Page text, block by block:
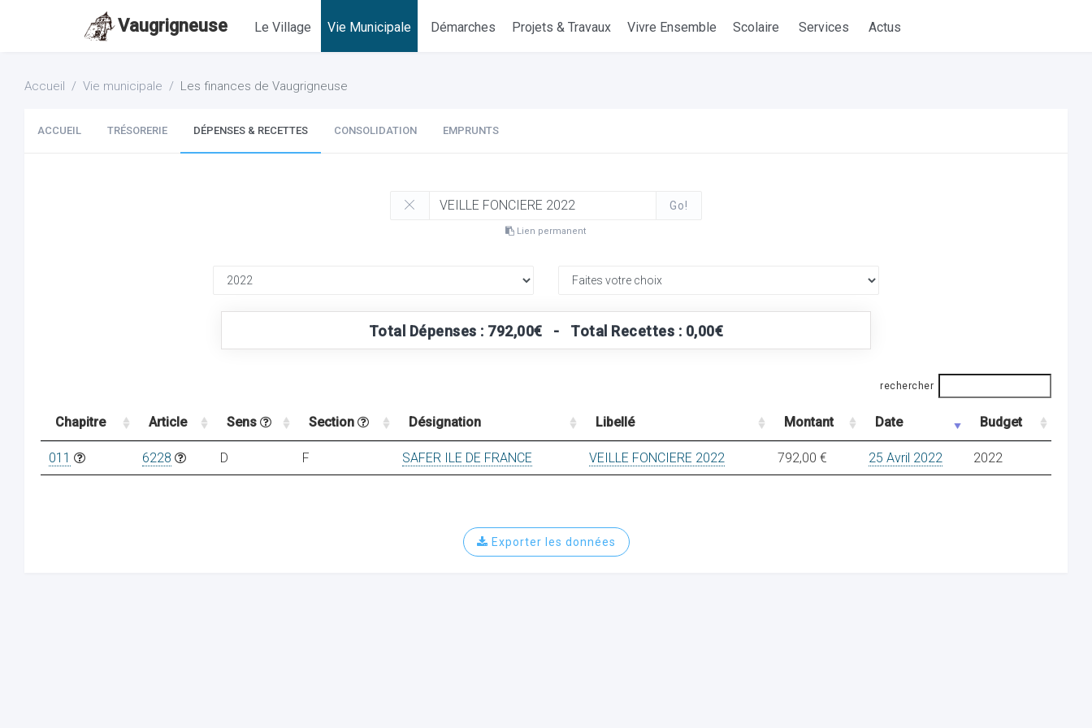
Vaugrigneuse Le Village Vie Municipale Démarches Projets & Travaux Vivre Ensemble Scolaire Services Actus
Accueil Vie municipale Les finances de Vaugrigneuse
ACCUEIL TRÉSORERIE DÉPENSES & RECETTES CONSOLIDATION EMPRUNTS
Go!
Lien permanent
Total Dépenses : 792,00€ - Total Recettes : 0,00€
rechercher
Chapitre Article Sens Section Désignation Libellé Montant Date Budget
011 6228 D F SAFER ILE DE FRANCE VEILLE FONCIERE 2022 792,00 € 25 Avril 2022 2022
Exporter les données